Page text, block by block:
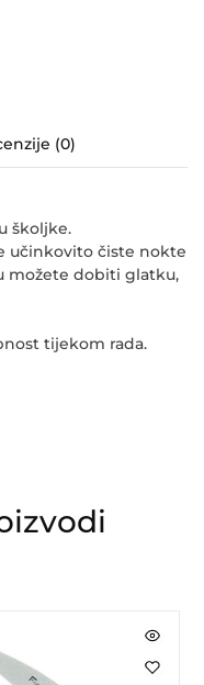
(0)
školjke.
učinkovito čiste nokte
možete dobiti glatku,
tijekom rada.